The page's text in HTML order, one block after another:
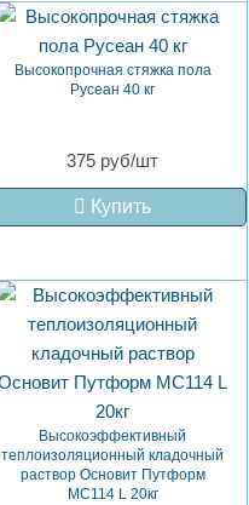
Высокопрочная стяжка пола
Русеан 40 кг
375 руб/шт
Купить
Высокоэффективный
теплоизоляционный кладочный
раствор Основит Путформ
MC114 L 20кг